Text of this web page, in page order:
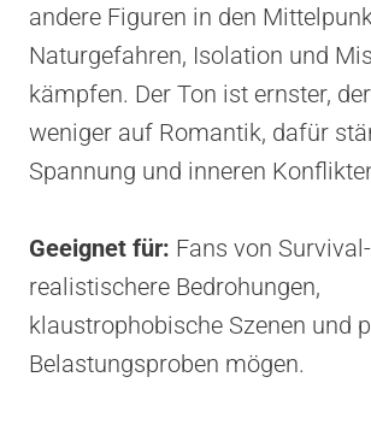
andere Figuren in den
Naturgefahren, Isolation und
kämpfen. Der Ton ist ernster,
weniger auf Romantik, dafür
Spannung und inneren
Geeignet für: Fans von
realistischere Bedrohungen,
klaustrophobische Szenen und
Belastungsproben mögen.